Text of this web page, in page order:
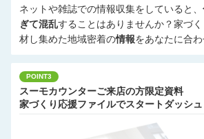
ネットや雑誌での情報収集をしていると、
ぎて混乱することはありませんか？家づ
材し集めた地域密着の情報をあなたに合わ
POINT3
スーモカウンターご来店の方限定資料
家づくり応援ファイルでスタートダッシュ